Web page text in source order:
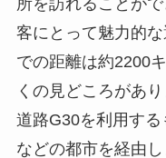
客にとって魅力的
での距離は約2200
くの見どころがあ
道路G30を利用す
などの都市を経由し